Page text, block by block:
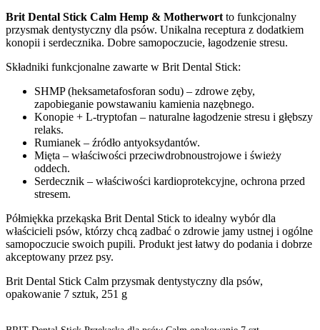
Brit Dental Stick Calm Hemp & Motherwort to funkcjonalny
przysmak dentystyczny dla psów. Unikalna receptura z dodatkiem
konopii i serdecznika. Dobre samopoczucie, łagodzenie stresu.
Składniki funkcjonalne zawarte w Brit Dental Stick:
SHMP (heksametafosforan sodu) – zdrowe zęby,
zapobieganie powstawaniu kamienia nazębnego.
Konopie + L-tryptofan – naturalne łagodzenie stresu i głębszy
relaks.
Rumianek – źródło antyoksydantów.
Mięta – właściwości przeciwdrobnoustrojowe i świeży
oddech.
Serdecznik – właściwości kardioprotekcyjne, ochrona przed
stresem.
Półmiękka przekąska Brit Dental Stick to idealny wybór dla
właścicieli psów, którzy chcą zadbać o zdrowie jamy ustnej i ogólne
samopoczucie swoich pupili. Produkt jest łatwy do podania i dobrze
akceptowany przez psy.
Brit Dental Stick Calm przysmak dentystyczny dla psów,
opakowanie 7 sztuk, 251 g